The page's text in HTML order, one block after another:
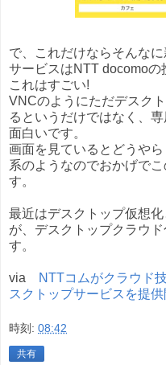
で、これだけならそんな
サービスはNTT docomoの
これはすごい!
VNCのようにただデスク
るというだけではなく、
面白いです。
画面を見ているとどうや
系のようなのでおかげで
す。
最近はデスクトップ仮想
が、デスクトップクラウ
す。
via
NTTコムがクラウド
スクトップサービスを提
時刻: 08:42
共有